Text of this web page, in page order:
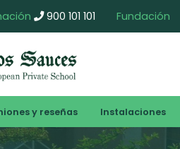
900 101 101 Fundación
y reseñas Instalaciones